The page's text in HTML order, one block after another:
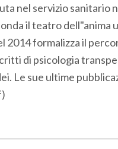
nel servizio sanitario
il teatro dell"anima
formalizza il
di psicologia
Le sue ultime